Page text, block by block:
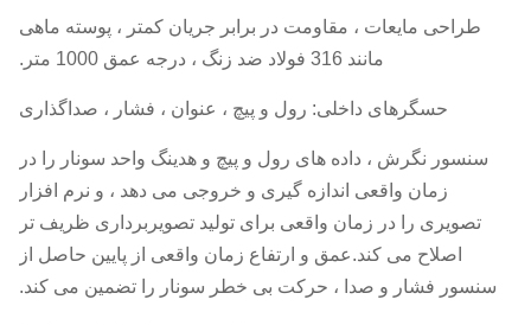
طراحی مایعات ، مقاومت در برابر جریان کمتر ، پوسته ماهی
مانند 316 فولاد ضد زنگ ، درجه عمق 1000 متر.
حسگرهای داخلی: رول و پیچ ، عنوان ، فشار ، صداگذاری
سنسور نگرش ، داده های رول و پیچ و هدینگ واحد سونار را در
زمان واقعی اندازه گیری و خروجی می دهد ، و نرم افزار
تصویری را در زمان واقعی برای تولید تصویربرداری ظریف تر
اصلاح می کند.عمق و ارتفاع زمان واقعی از پایین حاصل از
سنسور فشار و صدا ، حرکت بی خطر سونار را تضمین می کند.